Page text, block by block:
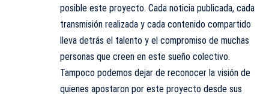
posible este proyecto. Cada noticia publicada, cada
transmisión realizada y cada contenido compartido
lleva detrás el talento y el compromiso de muchas
personas que creen en este sueño colectivo.
Tampoco podemos dejar de reconocer la visión de
quienes apostaron por este proyecto desde sus